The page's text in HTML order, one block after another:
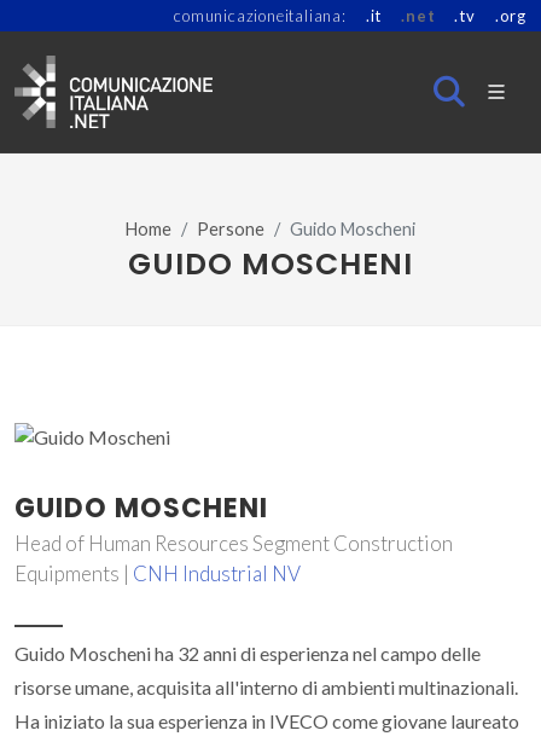
comunicazioneitaliana: .it .net .tv .org
Home Persone Guido Moscheni
GUIDO MOSCHENI
GUIDO MOSCHENI
Head of Human Resources Segment Construction
Equipments | CNH Industrial NV
Guido Moscheni ha 32 anni di esperienza nel campo delle
risorse umane, acquisita all'interno di ambienti multinazionali.
Ha iniziato la sua esperienza in IVECO come giovane laureato